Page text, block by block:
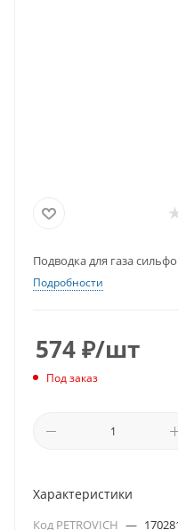
Подводка для газа
Подробности
574₽/шт
Под заказ
Характеристики
Код PETROVICH —